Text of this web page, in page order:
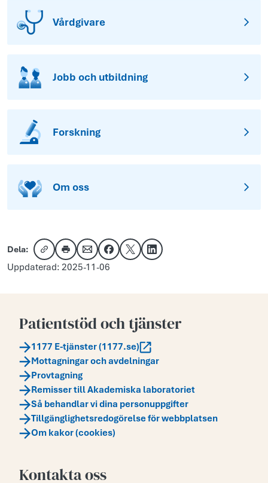
Vårdgivare
Jobb och utbildning
Forskning
Om oss
Dela:
Kopiera länk
Skriv utDela via e-post
Dela på Facebook
Dela på XDela på LinkedIn
Uppdaterad: 2025-11-06
Patientstöd och tjänster
1177 E-tjänster (1177.se)
Mottagningar och avdelningar
Provtagning
Remisser till Akademiska laboratoriet
Så behandlar vi dina personuppgifter
Tillgänglighetsredogörelse för webbplatsen
Om kakor (cookies)
Kontakta oss